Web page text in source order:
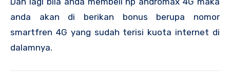
anda akan di berikan bonus berupa nomor
smartfren 4G yang sudah terisi kuota internet di
dalamnya.